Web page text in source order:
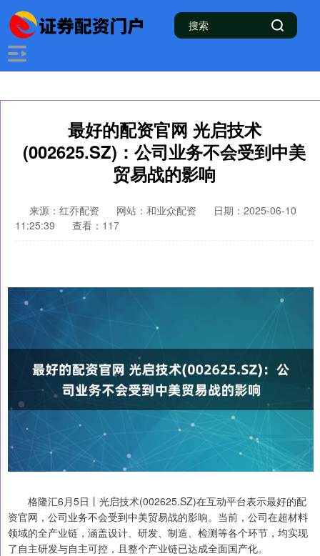
最好的配资官网 光启技术
(002625.SZ)：公司业务不会受到中美
贸易战的影响
来源：红乔配资 网站：和业众配资
日期：2025-06-10
11:25:39
查看：117
格隆汇6月5日丨光启技术(002625.SZ)在互动平台表示最好的配
资官网，公司业务不会受到中美贸易战的影响。当前，公司在超材料
领域的全产业链，涵盖设计、研发、制造、检测等各个环节，均实现
了自主研发与自主可控，且整个产业链已达成全面国产化。